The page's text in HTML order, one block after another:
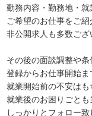
勤務内容・勤務地・
ご希望のお仕事をご紹
非公開求人も多数ござ
その後の面談調整や条
登録からお仕事開始ま
就業開始前の不安はも
就業後のお困りごと
しっかりとフォロー致